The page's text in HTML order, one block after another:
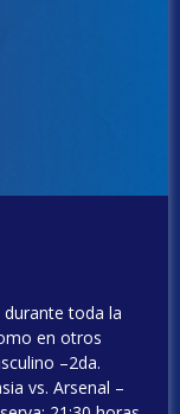
durante toda la
en otros
–2da.
vs. Arsenal –